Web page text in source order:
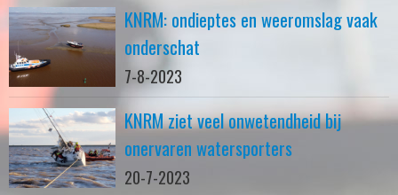
KNRM: ondieptes en weeromslag vaak
onderschat
7-8-2023
KNRM ziet veel onwetendheid bij
onervaren watersporters
20-7-2023